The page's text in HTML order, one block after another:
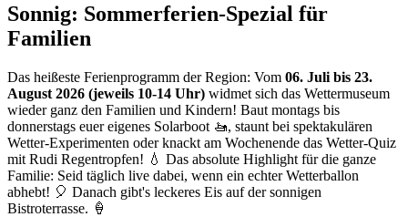
Sonnig: Sommerferien-Spezial für
Familien
Das heißeste Ferienprogramm der Region: Vom 06. Juli bis 23.
August 2026 (jeweils 10-14 Uhr) widmet sich das Wettermuseum
wieder ganz den Familien und Kindern! Baut montags bis
donnerstags euer eigenes Solarboot 🚤, staunt bei spektakulären
Wetter-Experimenten oder knackt am Wochenende das Wetter-Quiz
mit Rudi Regentropfen! 💧 Das absolute Highlight für die ganze
Familie: Seid täglich live dabei, wenn ein echter Wetterballon
abhebt! 🎈 Danach gibt's leckeres Eis auf der sonnigen
Bistroterrasse. 🍦